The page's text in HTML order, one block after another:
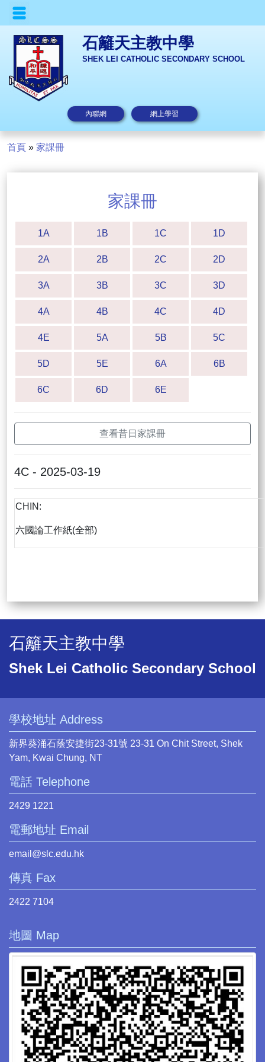
石籬天主教中學
SHEK LEI CATHOLIC SECONDARY SCHOOL
內聯網 網上學習
首頁 » 家課冊
家課冊
1A 1B 1C 1D
2A 2B 2C 2D
3A 3B 3C 3D
4A 4B 4C 4D
4E 5A 5B 5C
5D 5E 6A 6B
6C 6D 6E
查看昔日家課冊
4C - 2025-03-19
CHIN:
六國論工作紙(全部)
石籬天主教中學
Shek Lei Catholic Secondary School
學校地址 Address
新界葵涌石蔭安捷街23-31號 23-31 On Chit Street, Shek
Yam, Kwai Chung, NT
電話 Telephone
2429 1221
電郵地址 Email
email@slc.edu.hk
傳真 Fax
2422 7104
地圖 Map